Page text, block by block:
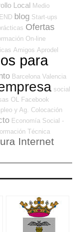
Local Medio
blog Start-ups
Ofertas
On-line
Amigos Aprodel
para
Barcelona Valencia
social
OL
Facebook
y Ag. Colocación
Economía Social -
Técnica
Internet